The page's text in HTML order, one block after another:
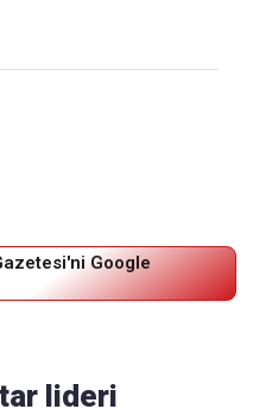
Google
lideri